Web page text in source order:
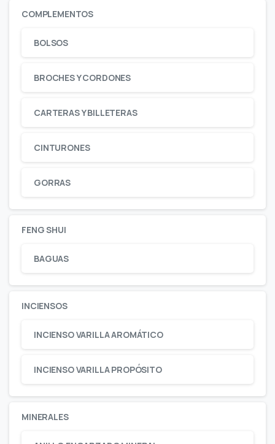
COMPLEMENTOS
BOLSOS
BROCHES Y CORDONES
CARTERAS Y BILLETERAS
CINTURONES
GORRAS
FENG SHUI
BAGUAS
INCIENSOS
INCIENSO VARILLA AROMÁTICO
INCIENSO VARILLA PROPÓSITO
MINERALES